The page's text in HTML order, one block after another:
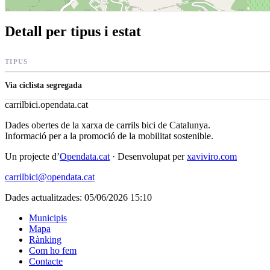
Detall per tipus i estat
TIPUS
Via ciclista segregada
carrilbici.opendata.cat
Dades obertes de la xarxa de carrils bici de Catalunya.
Informació per a la promoció de la mobilitat sostenible.
Un projecte d’Opendata.cat · Desenvolupat perxaviviro.com
carrilbici@opendata.cat
Dades actualitzades: 05/06/2026 15:10
Municipis
Mapa
Rànking
Com ho fem
Contacte